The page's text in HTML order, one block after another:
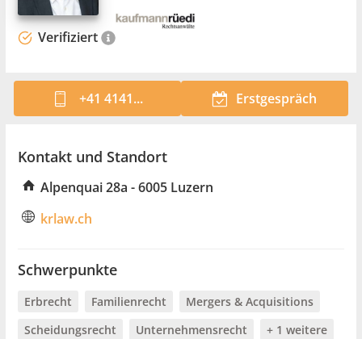
Verifiziert
+41 4141... Erstgespräch
Kontakt und Standort
Alpenquai 28a - 6005 Luzern
krlaw.ch
Schwerpunkte
Erbrecht Familienrecht
Mergers & Acquisitions
Scheidungsrecht
Unternehmensrecht
+ 1 weitere